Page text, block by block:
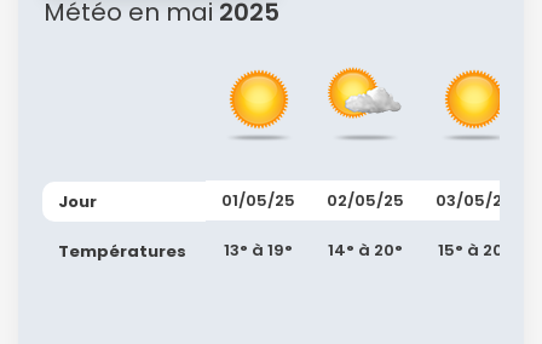
Météo en mai 2025
Jour
Températures
01/05/25
13° à 19°
02/05/25
14° à 20°
03/05/25
15° à 20°